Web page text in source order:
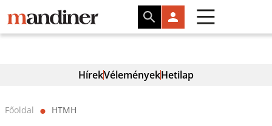
HírekVéleményekHetilap
Főoldal ⬤ HTMH